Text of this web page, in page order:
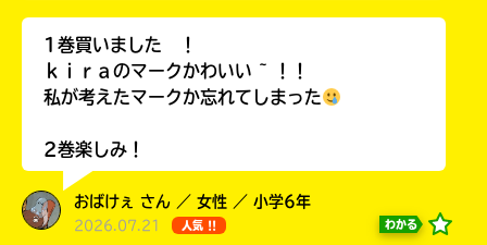
1巻買いました ！
ｋｉｒａのマークかわいい ~ ！！
私が考えたマークか忘れてしまった
2巻楽しみ！
おばけぇ さん ／ 女性 ／ 小学6年
2026.07.21 人気 !! わかる
力
容
に
あ